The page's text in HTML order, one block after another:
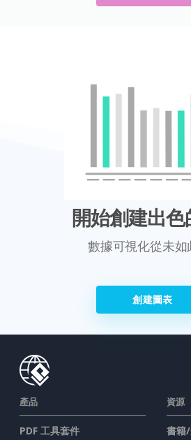
開始創建出色
數據可視化從未如
創建圖表
產品
PDF 工具套件
資源
書籍